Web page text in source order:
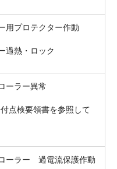
用プロテクター作動
過熱・ロック
ーラー異常
点検要領書を参照して
ーラー 過電流保護作動